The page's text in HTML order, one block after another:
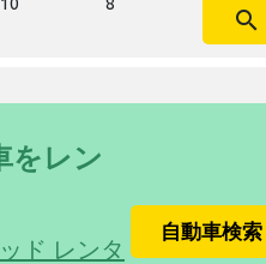
search
をレン
ド レンタ
自動車検索